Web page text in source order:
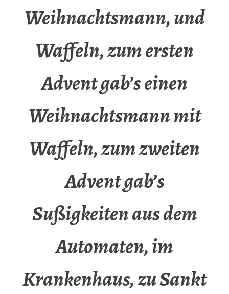
Weihnachtsmann, und
Waffeln, zum ersten
Advent gab’s einen
Weihnachtsmann mit
Waffeln, zum zweiten
Advent gab’s
Sußigkeiten aus dem
Automaten, im
Krankenhaus, zu Sankt